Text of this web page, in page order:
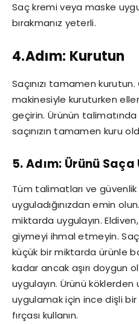
Saç kremi veya maske
bırakmanız yeterli.
4.Adım: Kurutun
Saçınızı tamamen kurutun.
makinesiyle kuruturken
geçirin. Ürünün
saçınızın tamamen kuru
5. Adım: Ürünü
Tüm talimatları ve
uyguladığınızdan emin
miktarda uygulayın.
giymeyi ihmal etmeyin.
küçük bir miktarda ürünle
kadar ancak aşırı doygun
uygulayın. Ürünü
uygulamak için ince dişli
fırçası kullanın.